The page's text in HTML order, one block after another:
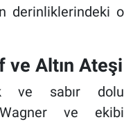
derinliklerindeki o
ve Altın Ateşi
ve sabır dolu
Wagner ve ekibi